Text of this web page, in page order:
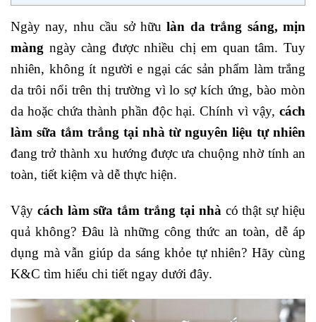
Ngày nay, nhu cầu sở hữulàn da trắng sáng, mịn
màng ngày càng được nhiều chị em quan tâm. Tuy
nhiên, không ít người e ngại các sản phẩm làm trắng
da trôi nổi trên thị trường vì lo sợ kích ứng, bào mòn
da hoặc chứa thành phần độc hại. Chính vì vậy, cách
làm sữa tắm trắng tại nhà từ nguyên liệu tự nhiên
đang trở thành xu hướng được ưa chuộng nhờ tính an
toàn, tiết kiệm và dễ thực hiện.
Vậy cách làm sữa tắm trắng tại nhà có thật sự hiệu
quả không? Đâu là những công thức an toàn, dễ áp
dụng mà vẫn giúp da sáng khỏe tự nhiên? Hãy cùng
K&C tìm hiểu chi tiết ngay dưới đây.